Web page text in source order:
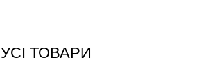
УСІ ТОВАРИ